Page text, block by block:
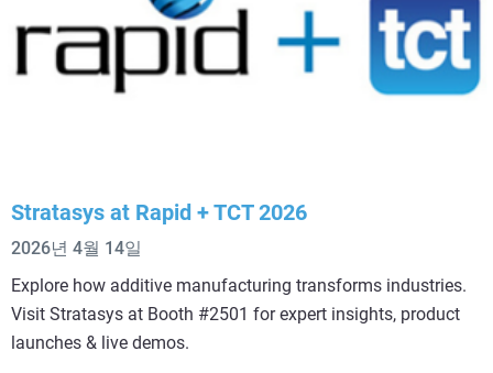
Stratasys at Rapid + TCT 2026
2026년 4월 14일
Explore how additive manufacturing transforms industries.
Visit Stratasys at Booth #2501 for expert insights, product
launches & live demos.